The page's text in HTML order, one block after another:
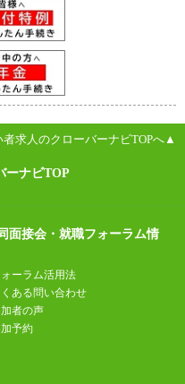
者求人のクローバーナビTOPへ▲
ーナビTOP
面接会・就職フォーラム情
ーラム活用法
ある問い合わせ
者の声
予約